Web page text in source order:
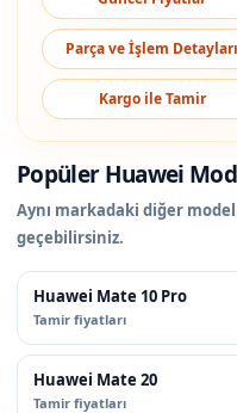
Parça ve İşlem Detayları
Kargo ile Tamir
Popüler Huawei
Aynı markadaki diğer
geçebilirsiniz.
Huawei Mate 10 Pro
Tamir fiyatları
Huawei Mate 20
Tamir fiyatları